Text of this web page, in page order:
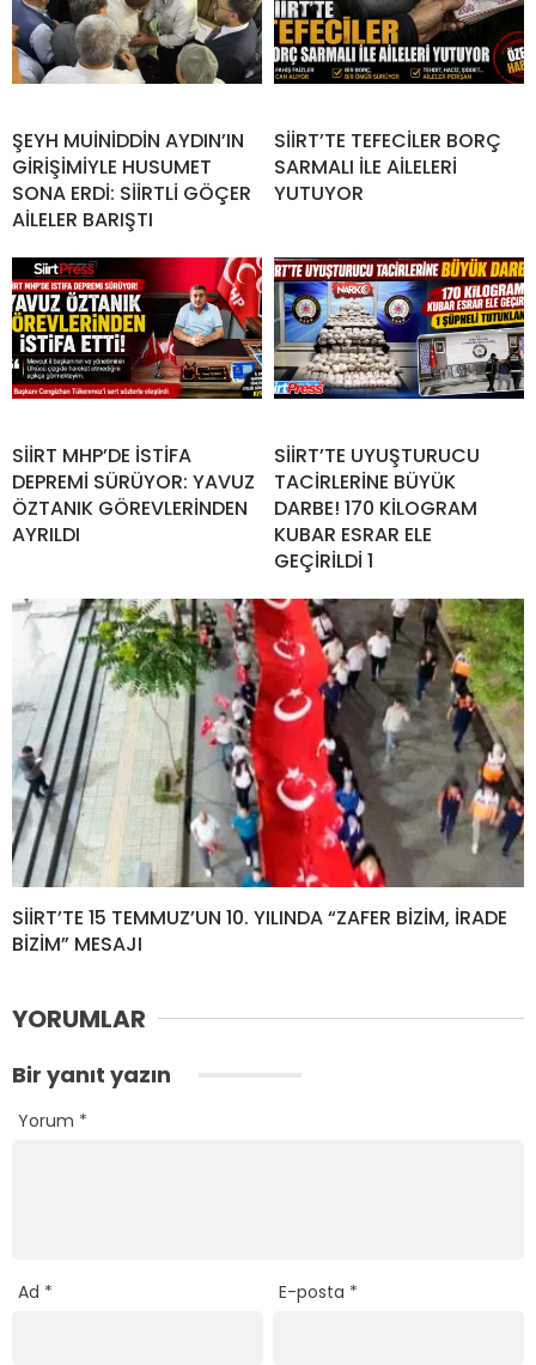
ŞEYH MUİNİDDİN AYDIN’IN
GİRİŞİMİYLE HUSUMET
SONA ERDİ: SİİRTLİ GÖÇER
AİLELER BARIŞTI
SİİRT’TE TEFECİLER BORÇ
SARMALI İLE AİLELERİ
YUTUYOR
SİİRT MHP’DE İSTİFA
DEPREMİ SÜRÜYOR: YAVUZ
ÖZTANIK GÖREVLERİNDEN
AYRILDI
SİİRT’TE UYUŞTURUCU
TACİRLERİNE BÜYÜK
DARBE! 170 KİLOGRAM
KUBAR ESRAR ELE
GEÇİRİLDİ 1
SİİRT’TE 15 TEMMUZ’UN 10. YILINDA “ZAFER BİZİM, İRADE
BİZİM” MESAJI
YORUMLAR
Bir yanıt yazın
Yorum *
Ad * E-posta *